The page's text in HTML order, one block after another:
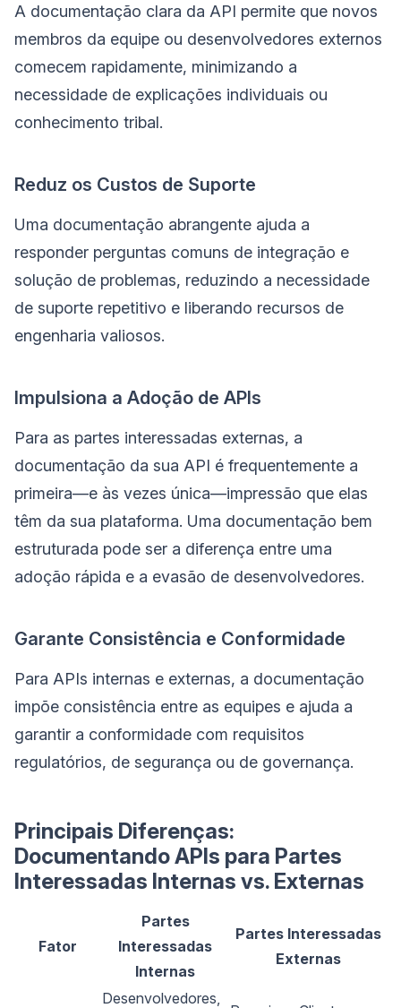
A documentação clara da API permite que novos
membros da equipe ou desenvolvedores externos
comecem rapidamente, minimizando a
necessidade de explicações individuais ou
conhecimento tribal.
Reduz os Custos de Suporte
Uma documentação abrangente ajuda a
responder perguntas comuns de integração e
solução de problemas, reduzindo a necessidade
de suporte repetitivo e liberando recursos de
engenharia valiosos.
Impulsiona a Adoção de APIs
Para as partes interessadas externas, a
documentação da sua API é frequentemente a
primeira—e às vezes única—impressão que elas
têm da sua plataforma. Uma documentação bem
estruturada pode ser a diferença entre uma
adoção rápida e a evasão de desenvolvedores.
Garante Consistência e Conformidade
Para APIs internas e externas, a documentação
impõe consistência entre as equipes e ajuda a
garantir a conformidade com requisitos
regulatórios, de segurança ou de governança.
Principais Diferenças:
Documentando APIs para Partes
Interessadas Internas vs. Externas
Fator
Partes
Interessadas
Internas
Partes Interessadas
Externas
Desenvolvedores,